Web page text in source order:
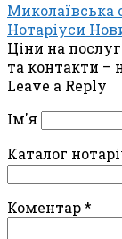
Миколаївська
Нотаріуси
Ціни на
та контакти –
Leave a Reply
Ім'я
Каталог
Коментар*